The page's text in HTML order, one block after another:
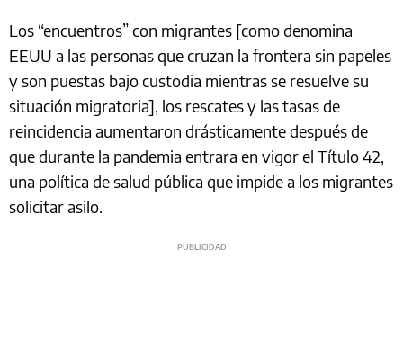
Los “encuentros” con migrantes [como denomina
EEUU a las personas que cruzan la frontera sin papeles
y son puestas bajo custodia mientras se resuelve su
situación migratoria], los rescates y las tasas de
reincidencia aumentaron drásticamente después de
que durante la pandemia entrara en vigor el Título 42,
una política de salud pública que impide a los migrantes
solicitar asilo.